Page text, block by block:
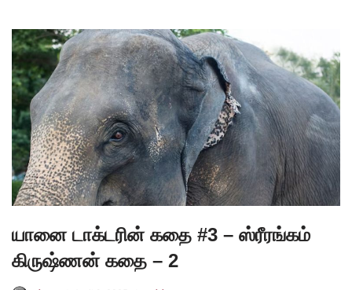
யானை டாக்டரின் கதை #3 – ஸ்ரீரங்கம்
கிருஷ்ணன் கதை – 2